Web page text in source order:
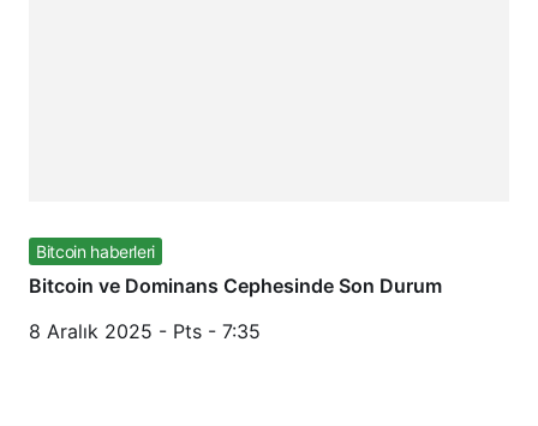
Bitcoin haberleri
Bitcoin ve Dominans Cephesinde Son Durum
8 Aralık 2025 - Pts - 7:35